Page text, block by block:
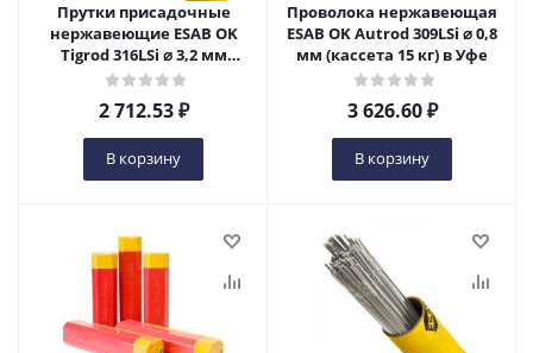
Прутки присадочные
нержавеющие ESAB OK
Tigrod 316LSi ⌀ 3,2 мм
(пачка 5 кг) в Уфе
2 712.53₽
В корзину
Проволока нержавеющая
ESAB OK Autrod 309LSi ⌀ 0,8
мм (кассета 15 кг) в Уфе
3 626.60₽
В корзину